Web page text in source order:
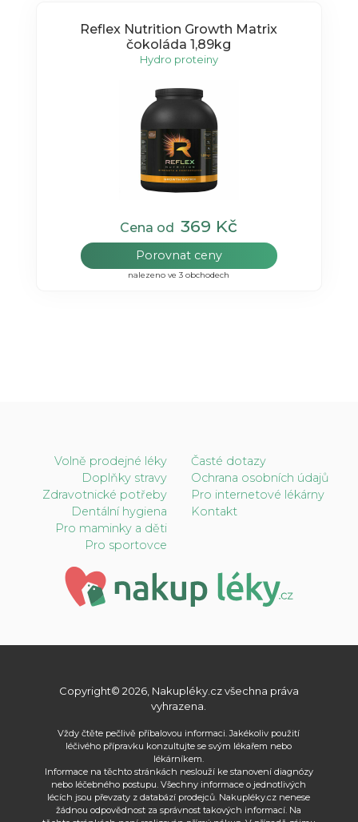
Reflex Nutrition Growth Matrix
čokoláda 1,89kg
Hydro proteiny
Cena od369 Kč
Porovnat ceny
nalezeno ve 3 obchodech
Volně prodejné léky
Doplňky stravy
Zdravotnické potřeby
Dentální hygiena
Pro maminky a děti
Pro sportovce
Časté dotazy
Ochrana osobních údajů
Pro internetové lékárny
Kontakt
Copyright© 2026, Nakupléky.cz všechna práva
vyhrazena.
Vždy čtěte pečlivě příbalovou informaci. Jakékoliv použití
léčivého přípravku konzultujte se svým lékařem nebo
lékárníkem.
Informace na těchto stránkách neslouží ke stanovení diagnózy
nebo léčebného postupu. Všechny informace o jednotlivých
lécích jsou převzaty z databází prodejců. Nakupléky.cz nenese
žádnou odpovědnost za správnost takových informací. Na